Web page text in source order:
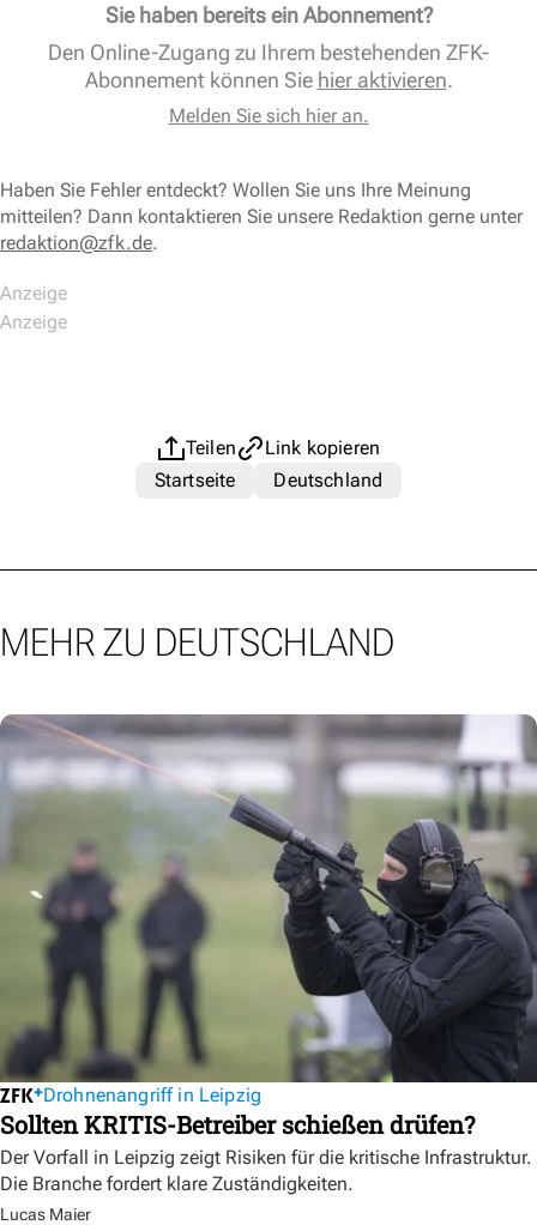
Sie haben bereits ein Abonnement?
Den Online-Zugang zu Ihrem bestehenden ZFK-
Abonnement können Sie hier aktivieren.
Melden Sie sich hier an.
Haben Sie Fehler entdeckt? Wollen Sie uns Ihre Meinung
mitteilen? Dann kontaktieren Sie unsere Redaktion gerne unter
redaktion@zfk.de.
Teilen
Link kopieren
Startseite
Deutschland
MEHR ZU DEUTSCHLAND
Drohnenangriff in Leipzig
Sollten KRITIS-Betreiber schießen drüfen?
Der Vorfall in Leipzig zeigt Risiken für die kritische Infrastruktur.
Die Branche fordert klare Zuständigkeiten.
Lucas Maier